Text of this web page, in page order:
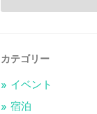
カテゴリー
イベント
宿泊